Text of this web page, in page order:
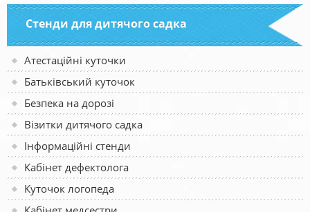
Стенди для дитячого садка
Атестаційні куточки
Батьківський куточок
Безпека на дорозі
Візитки дитячого садка
Інформаційні стенди
Кабінет дефектолога
Куточок логопеда